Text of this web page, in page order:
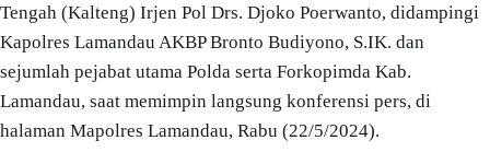
Tengah (Kalteng) Irjen Pol Drs. Djoko Poerwanto, didampingi
Kapolres Lamandau AKBP Bronto Budiyono, S.IK. dan
sejumlah pejabat utama Polda serta Forkopimda Kab.
Lamandau, saat memimpin langsung konferensi pers, di
halaman Mapolres Lamandau, Rabu (22/5/2024).